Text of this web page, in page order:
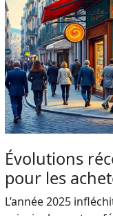
Évolutions
pour les
L’année 2025